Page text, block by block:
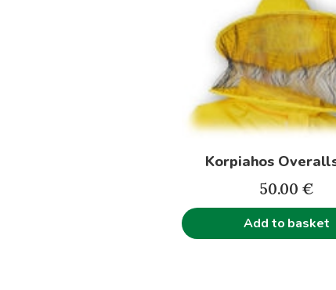
Korpiahos
50.00 €
Add to basket